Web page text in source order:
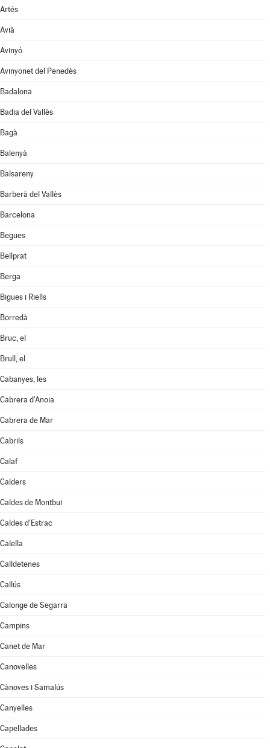
Artés
Avià
Avinyó
Avinyonet del Penedès
Badalona
Badia del Vallès
Bagà
Balenyà
Balsareny
Barberà del Vallès
Barcelona
Begues
Bellprat
Berga
Bigues i Riells
Borredà
Bruc, el
Brull, el
Cabanyes, les
Cabrera d'Anoia
Cabrera de Mar
Cabrils
Calaf
Calders
Caldes de Montbui
Caldes d'Estrac
Calella
Calldetenes
Callús
Calonge de Segarra
Campins
Canet de Mar
Canovelles
Cànoves i Samalús
Canyelles
Capellades